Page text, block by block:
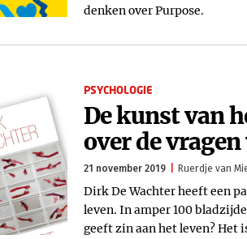
denken over Purpose.
PSYCHOLOGIE
De kunst van
over de
21 november 2019 Ruerdje van
Dirk De Wachter heeft een
leven. In amper 100
geeft zin aan het leven? Het